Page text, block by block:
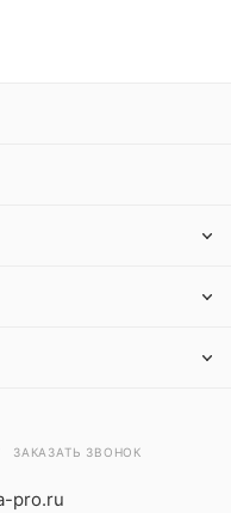
ЗАКАЗАТЬ ЗВОНОК
pro.ru